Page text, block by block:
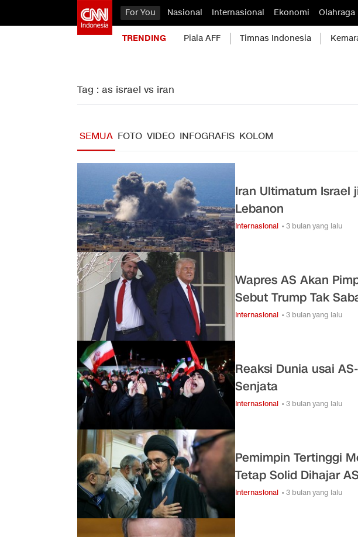
For You Nasional Internasional Ekonomi Olahraga
TRENDING Piala AFF Timnas Indonesia
Tag : as israel vs iran
SEMUA FOTO VIDEO INFOGRAFIS KOLOM
Iran Ultimatum Israel
Lebanon
Internasional • 3 bulan yang lalu
Wapres AS Akan
Sebut Trump Tak
Internasional • 3 bulan yang lalu
Reaksi Dunia usai
Senjata
Internasional • 3 bulan yang lalu
Pemimpin Tertinggi
Tetap Solid Dihajar
Internasional • 3 bulan yang lalu